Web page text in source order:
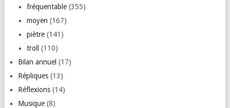
fréquentable(355)
moyen (167)
piètre(141)
troll
(110)
Bilan annuel (17)
Répliques(13)
Réflexions(14)
Musique(8)